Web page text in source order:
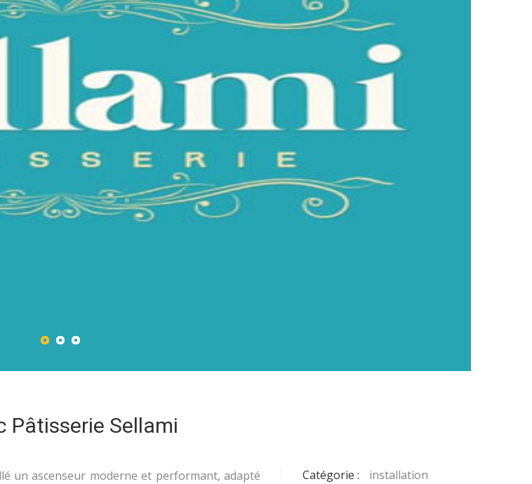
Pâtisserie Sellami
un ascenseur moderne et performant, adapté
Catégorie :
installation